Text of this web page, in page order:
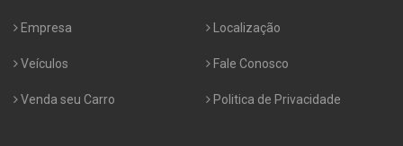
Empresa
Veículos
Venda seu Carro
Localização
Fale Conosco
Politica de Privacidade